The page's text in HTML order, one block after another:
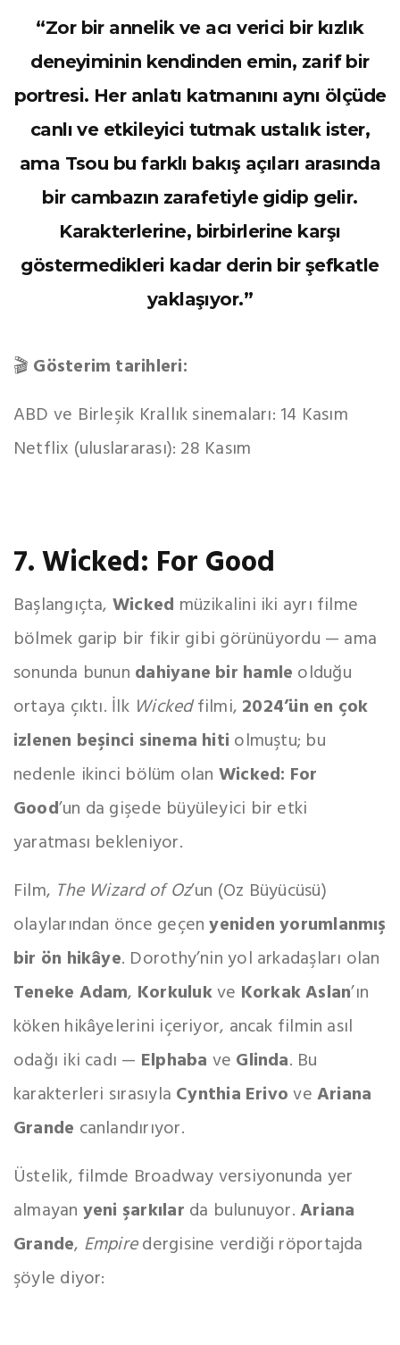
“Zor bir annelik ve acı verici bir kızlık
deneyiminin kendinden emin, zarif bir
portresi. Her anlatı katmanını aynı ölçüde
canlı ve etkileyici tutmak ustalık ister,
ama Tsou bu farklı bakış açıları arasında
bir cambazın zarafetiyle gidip gelir.
Karakterlerine, birbirlerine karşı
göstermedikleri kadar derin bir şefkatle
yaklaşıyor.”
🎬 Gösterim tarihleri:
ABD ve Birleşik Krallık sinemaları: 14 Kasım
Netflix (uluslararası): 28 Kasım
7. Wicked: For Good
Başlangıçta, Wicked müzikalini iki ayrı filme
bölmek garip bir fikir gibi görünüyordu — ama
sonunda bunun dahiyane bir hamle olduğu
ortaya çıktı. İlk Wickedfilmi, 2024’ün en çok
izlenen beşinci sinema hiti olmuştu; bu
nedenle ikinci bölüm olan Wicked: For
Good’un da gişede büyüleyici bir etki
yaratması bekleniyor.
Film, The Wizard of Oz’un (Oz Büyücüsü)
olaylarından önce geçenyeniden yorumlanmış
bir ön hikâye. Dorothy’nin yol arkadaşları olan
Teneke Adam, Korkulukve Korkak Aslan’ın
köken hikâyelerini içeriyor, ancak filmin asıl
odağı iki cadı — Elphaba ve Glinda. Bu
karakterleri sırasıyla Cynthia ErivoveAriana
Grande canlandırıyor.
Üstelik, filmde Broadway versiyonunda yer
almayan yeni şarkılar da bulunuyor.Ariana
Grande, Empiredergisine verdiği röportajda
şöyle diyor: